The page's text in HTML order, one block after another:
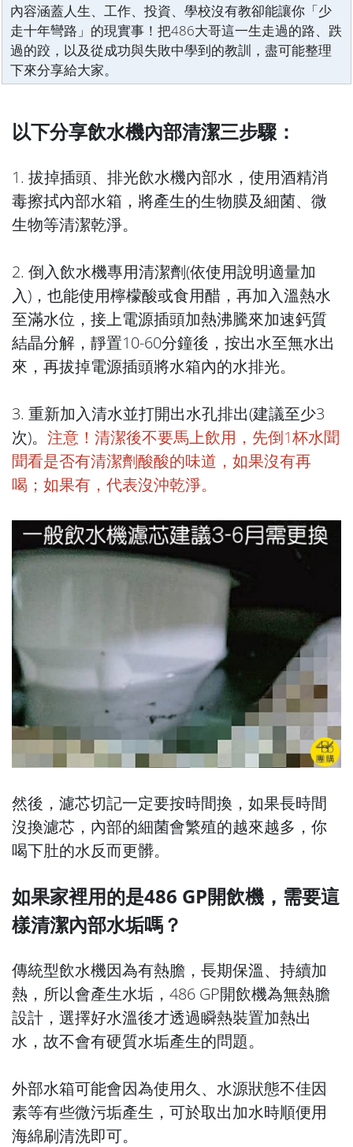
內容涵蓋人生、工作、投資、學校沒有教卻能讓你「少
走十年彎路」的現實事！把486大哥這一生走過的路、跌
過的跤，以及從成功與失敗中學到的教訓，盡可能整理
下來分享給大家。
以下分享飲水機內部清潔三步驟：
1. 拔掉插頭、排光飲水機內部水，使用酒精消
毒擦拭內部水箱，將產生的生物膜及細菌、微
生物等清潔乾淨。
2. 倒入飲水機專用清潔劑(依使用說明適量加
入)，也能使用檸檬酸或食用醋，再加入溫熱水
至滿水位，接上電源插頭加熱沸騰來加速鈣質
結晶分解，靜置10-60分鐘後，按出水至無水出
來，再拔掉電源插頭將水箱內的水排光。
3. 重新加入清水並打開出水孔排出(建議至少3
次)。 注意！清潔後不要馬上飲用，先倒1杯水聞
聞看是否有清潔劑酸酸的味道，如果沒有再
喝；如果有，代表沒沖乾淨。
然後，濾芯切記一定要按時間換，如果長時間
沒換濾芯，內部的細菌會繁殖的越來越多，你
喝下肚的水反而更髒。
如果家裡用的是486 GP開飲機，需要這
樣清潔內部水垢嗎？
傳統型飲水機因為有熱膽，長期保溫、持續加
熱，所以會產生水垢，486 GP開飲機為無熱膽
設計，選擇好水溫後才透過瞬熱裝置加熱出
水，故不會有硬質水垢產生的問題。
外部水箱可能會因為使用久、水源狀態不佳因
素等有些微污垢產生，可於取出加水時順便用
海綿刷清洗即可。